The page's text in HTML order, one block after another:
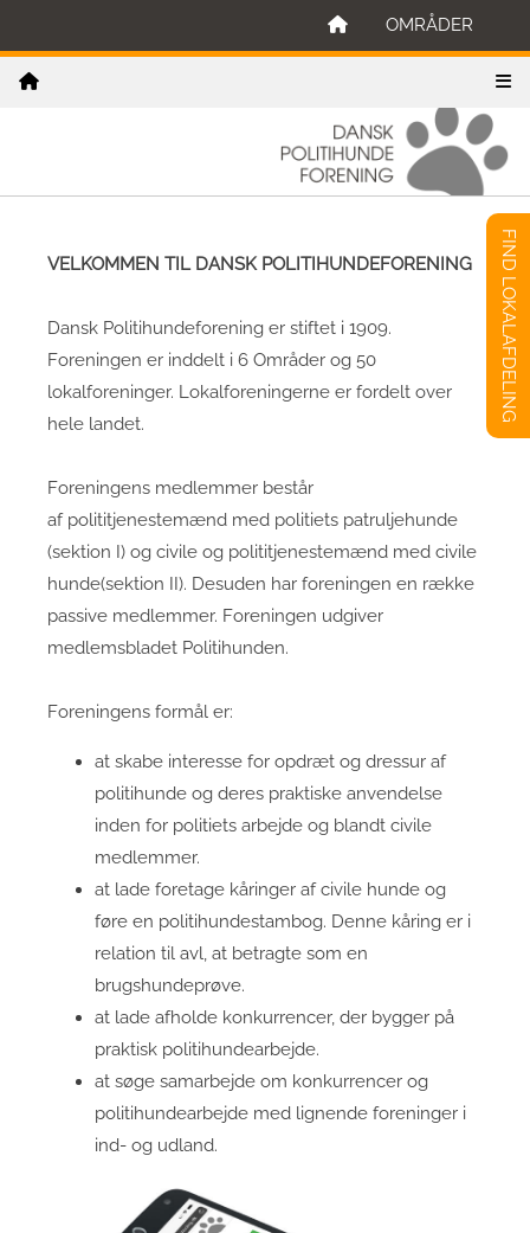
OMRÅDER
VELKOMMEN TIL DANSK POLITIHUNDEFORENING
Dansk Politihundeforening er stiftet i 1909.
Foreningen er inddelt i 6 Områder og 50
lokalforeninger. Lokalforeningerne er fordelt over
hele landet.
Foreningens medlemmer består
af polititjenestemænd med politiets patruljehunde
(sektion I) og civile og polititjenestemænd med civile
hunde(sektion II). Desuden har foreningen en række
passive medlemmer. Foreningen udgiver
medlemsbladet Politihunden.
Foreningens formål er:
at skabe interesse for opdræt og dressur af
politihunde og deres praktiske anvendelse
inden for politiets arbejde og blandt civile
medlemmer.
at lade foretage kåringer af civile hunde og
føre en politihundestambog. Denne kåring er i
relation til avl, at betragte som en
brugshundeprøve.
at lade afholde konkurrencer, der bygger på
praktisk politihundearbejde.
at søge samarbejde om konkurrencer og
politihundearbejde med lignende foreninger i
ind- og udland.
FIND LOKALAFDELING